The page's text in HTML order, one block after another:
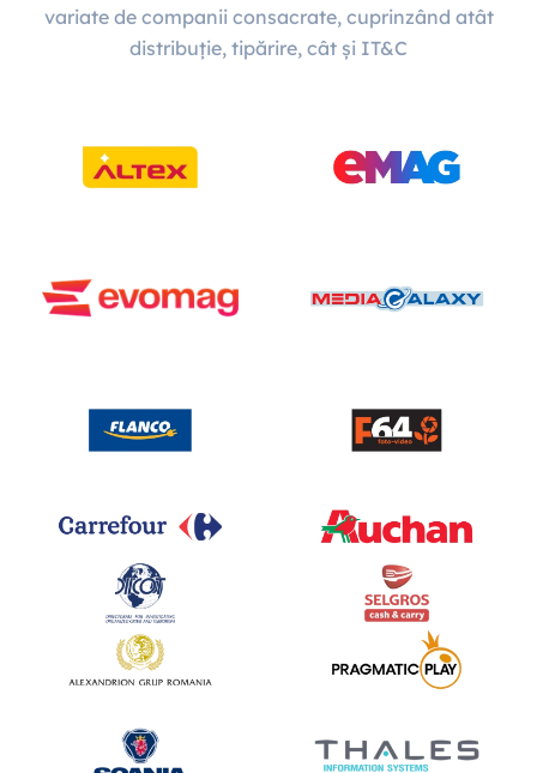
variate de companii consacrate, cuprinzând atât
distribuție, tipărire, cât și IT&C